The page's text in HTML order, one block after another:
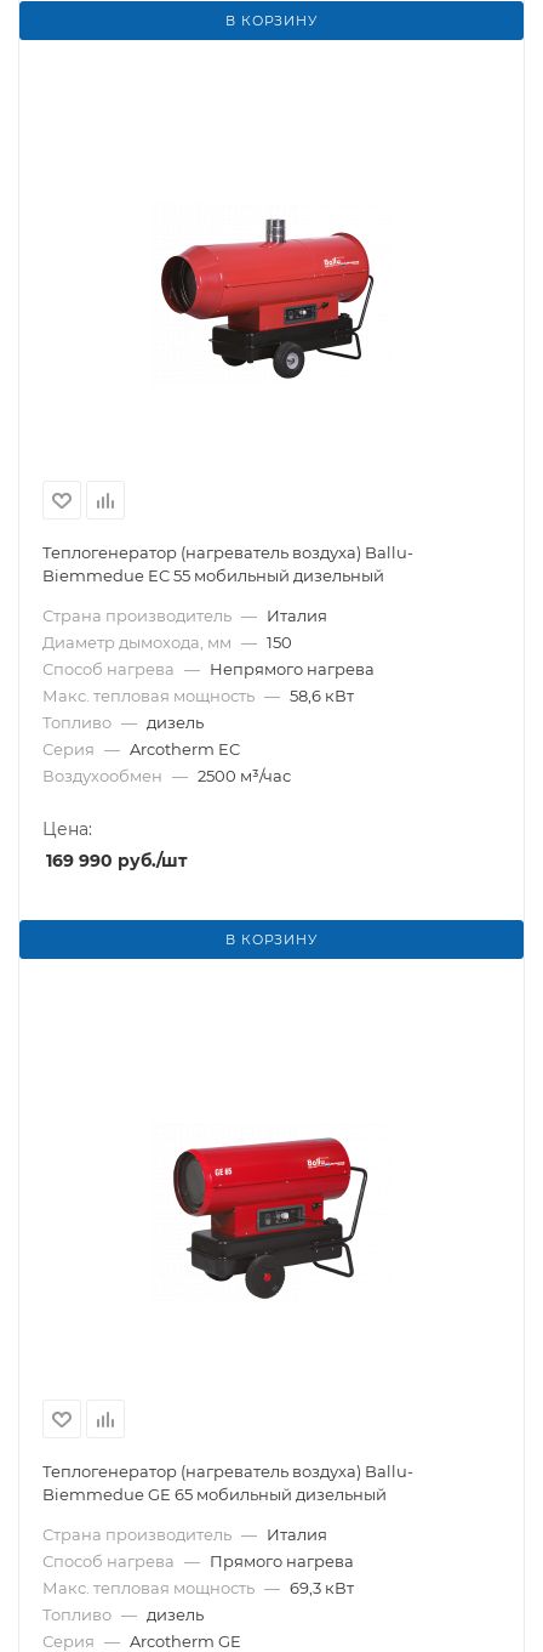
В КОРЗИНУ
Теплогенератор (нагреватель воздуха) Ballu-
Biemmedue EC 55 мобильный дизельный
Страна производитель — Италия
Диаметр дымохода, мм — 150
Способ нагрева — Непрямого нагрева
Макс. тепловая мощность — 58,6 кВт
Топливо — дизель
Серия — Arcotherm EC
Воздухообмен — 2500 м³/час
Цена:
169 990 руб./шт
В КОРЗИНУ
Теплогенератор (нагреватель воздуха) Ballu-
Biemmedue GE 65 мобильный дизельный
Страна производитель — Италия
Способ нагрева — Прямого нагрева
Макс. тепловая мощность — 69,3 кВт
Топливо — дизель
Серия — Arcotherm GE